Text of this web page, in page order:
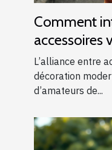
Comment
accessoires
moderne ?
L’alliance entre
décoration
d’amateurs de...